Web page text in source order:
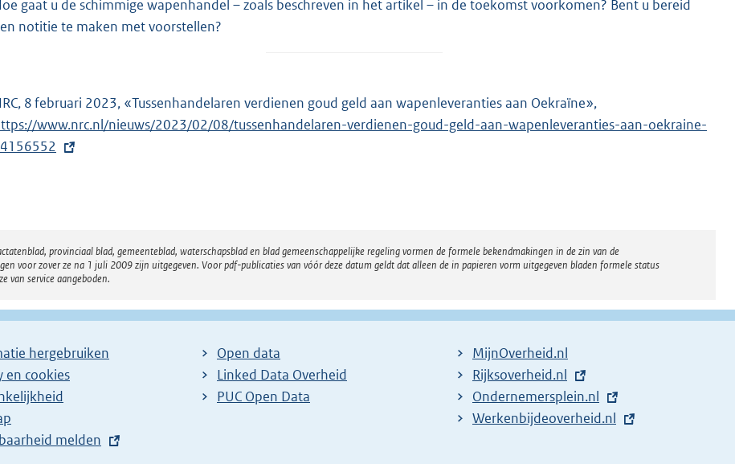
gaat u de schimmige wapenhandel – zoals beschreven in het artikel – in de toekomst voorkomen? Bent u bereid
notitie te maken met voorstellen?
8 februari 2023, «Tussenhandelaren verdienen goud geld aan wapenleveranties aan Oekraïne»,
x
l
k
www.nrc.nl/nieuws/2023/02/08/tussenhandelaren-verdienen-goud-geld-aan-wapenleveranties-aan-oekraine-
provinciaal blad, gemeenteblad, waterschapsblad en blad gemeenschappelijke regeling vormen de formele bekendmakingen in de zin van de
voor zover ze na 1 juli 2009 zijn uitgegeven. Voor pdf-publicaties van vóór deze datum geldt dat alleen de in papieren vorm uitgegeven bladen formele status
van service aangeboden.
hergebruiken
en cookies
melden
Open data
Linked Data Overheid
PUC Open Data
MijnOverheid.nl
E
x
t
Rijksoverheid.nl
E
x
Ondernemersplein.nl
E
Werkenbijdeoverheid.nl